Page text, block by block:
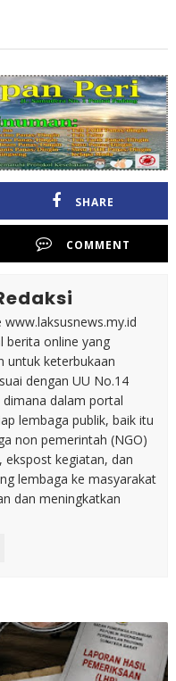
SHARE
COMMENT
www.laksusnews.my.id
berita online yang
untuk keterbukaan
dengan UU No.14
dimana dalam portal
lembaga publik, baik itu
non pemerintah (NGO)
ekspost kegiatan, dan
lembaga ke masyarakat
dan meningkatkan